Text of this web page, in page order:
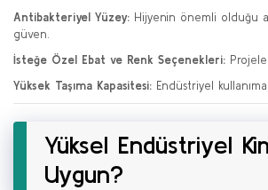
Antibakteriyel Yüzey: Hijyenin önemli olduğu
güven.
İsteğe Özel Ebat ve Renk Seçenekleri:
Yüksek Taşıma Kapasitesi: Endüstriyel
Yüksel Endüstriyel
Uygun?